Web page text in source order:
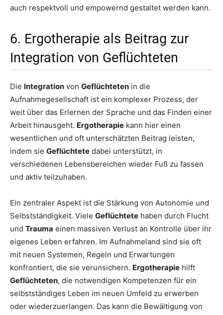
auch respektvoll und empowernd gestaltet werden kann.
6. Ergotherapie als Beitrag zur
Integration von Geflüchteten
Die Integration von Geflüchteten in die
Aufnahmegesellschaft ist ein komplexer Prozess, der
weit über das Erlernen der Sprache und das Finden einer
Arbeit hinausgeht. Ergotherapie kann hier einen
wesentlichen und oft unterschätzten Beitrag leisten,
indem sie Geflüchtete dabei unterstützt, in
verschiedenen Lebensbereichen wieder Fuß zu fassen
und aktiv teilzuhaben.
Ein zentraler Aspekt ist die Stärkung von Autonomie und
Selbstständigkeit. Viele Geflüchtete haben durch Flucht
und Trauma einen massiven Verlust an Kontrolle über ihr
eigenes Leben erfahren. Im Aufnahmeland sind sie oft
mit neuen Systemen, Regeln und Erwartungen
konfrontiert, die sie verunsichern. Ergotherapie hilft
Geflüchteten, die notwendigen Kompetenzen für ein
selbstständiges Leben im neuen Umfeld zu erwerben
oder wiederzuerlangen. Das kann die Bewältigung von